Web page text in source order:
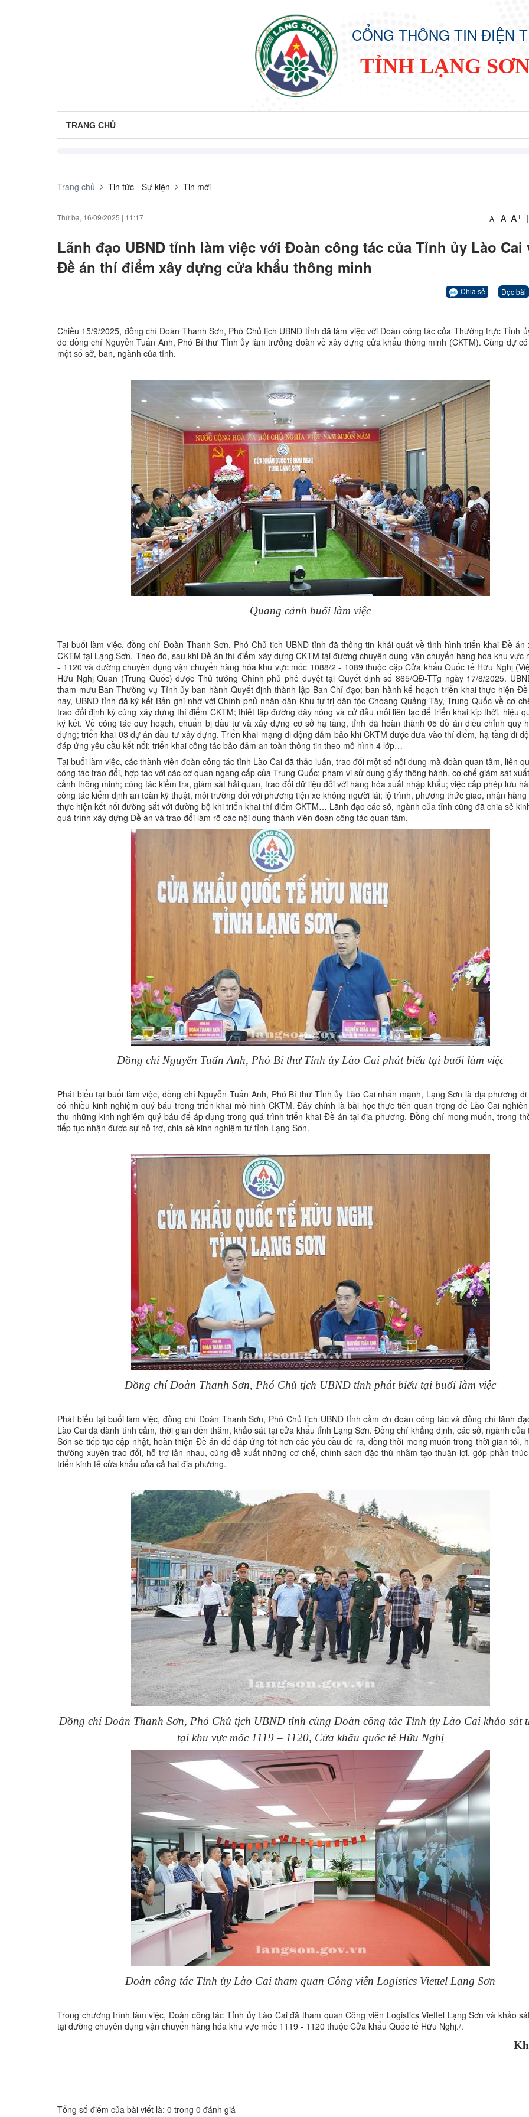
CỔNG THÔNG TIN ĐIỆN
TỈNH LẠNG
TRANG CHỦ
Trang chủ Tin tức - Sự kiện Tin mới
Thứ ba, 16/09/2025 | 11:17 A- A A+ |
Lãnh đạo UBND tỉnh làm việc với Đoàn công tác của Tỉnh ủy Lào Cai
Đề án thí điểm xây dựng cửa khẩu thông minh
Chia sẻ Đọc bài
Chiều 15/9/2025, đồng chí Đoàn Thanh Sơn, Phó Chủ tịch UBND tỉnh đã làm việc với Đoàn công tác của Thường trực Tỉnh
do đồng chí Nguyễn Tuấn Anh, Phó Bí thư Tỉnh ủy làm trưởng đoàn về xây dựng cửa khẩu thông minh (CKTM). Cùng dự
một số sở, ban, ngành của tỉnh.
Quang cảnh buổi làm việc
Tại buổi làm việc, đồng chí Đoàn Thanh Sơn, Phó Chủ tịch UBND tỉnh đã thông tin khái quát về tình hình triển khai Đề án
CKTM tại Lạng Sơn. Theo đó, sau khi Đề án thí điểm xây dựng CKTM tại đường chuyên dụng vận chuyển hàng hóa khu vực
- 1120 và đường chuyên dụng vận chuyển hàng hóa khu vực mốc 1088/2 - 1089 thuộc cặp Cửa khẩu Quốc tế Hữu Nghị
Hữu Nghị Quan (Trung Quốc) được Thủ tướng Chính phủ phê duyệt tại Quyết định số 865/QĐ-TTg ngày 17/8/2025.
tham mưu Ban Thường vụ Tỉnh ủy ban hành Quyết định thành lập Ban Chỉ đạo; ban hành kế hoạch triển khai thực hiện
nay, UBND tỉnh đã ký kết Bản ghi nhớ với Chính phủ nhân dân Khu tự trị dân tộc Choang Quảng Tây, Trung Quốc về cơ
trao đổi định kỳ cùng xây dựng thí điểm CKTM; thiết lập đường dây nóng và cử đầu mối liên lạc để triển khai kịp thời, hiệu
ký kết. Về công tác quy hoạch, chuẩn bị đầu tư và xây dựng cơ sở hạ tầng, tỉnh đã hoàn thành 05 đồ án điều chỉnh quy
dựng; triển khai 03 dự án đầu tư xây dựng. Triển khai mạng di động đảm bảo khi CKTM được đưa vào thí điểm, hạ tầng di
đáp ứng yêu cầu kết nối; triển khai công tác bảo đảm an toàn thông tin theo mô hình 4 lớp…
Tại buổi làm việc, các thành viên đoàn công tác tỉnh Lào Cai đã thảo luận, trao đổi một số nội dung mà đoàn quan tâm, liên
công tác trao đổi, hợp tác với các cơ quan ngang cấp của Trung Quốc; phạm vi sử dụng giấy thông hành, cơ chế giám sát
cảnh thông minh; công tác kiểm tra, giám sát hải quan, trao đổi dữ liệu đối với hàng hóa xuất nhập khẩu; việc cấp phép lưu
công tác kiểm định an toàn kỹ thuật, môi trường đối với phương tiện xe không người lái; lộ trình, phương thức giao, nhận hàng
thực hiện kết nối đường sắt với đường bộ khi triển khai thí điểm CKTM… Lãnh đạo các sở, ngành của tỉnh cũng đã chia sẻ
quá trình xây dựng Đề án và trao đổi làm rõ các nội dung thành viên đoàn công tác quan tâm.
Đồng chí Nguyễn Tuấn Anh, Phó Bí thư Tỉnh ủy Lào Cai phát biểu tại buổi làm việc
Phát biểu tại buổi làm việc, đồng chí Nguyễn Tuấn Anh, Phó Bí thư Tỉnh ủy Lào Cai nhấn mạnh, Lạng Sơn là địa phương
có nhiều kinh nghiệm quý báu trong triển khai mô hình CKTM. Đây chính là bài học thực tiễn quan trọng để Lào Cai
thu những kinh nghiệm quý báu để áp dụng trong quá trình triển khai Đề án tại địa phương. Đồng chí mong muốn, trong
tiếp tục nhận được sự hỗ trợ, chia sẻ kinh nghiệm từ tỉnh Lạng Sơn.
Đồng chí Đoàn Thanh Sơn, Phó Chủ tịch UBND tỉnh phát biểu tại buổi làm việc
Phát biểu tại buổi làm việc, đồng chí Đoàn Thanh Sơn, Phó Chủ tịch UBND tỉnh cảm ơn đoàn công tác và đồng chí lãnh
Lào Cai đã dành tình cảm, thời gian đến thăm, khảo sát tại cửa khẩu tỉnh Lạng Sơn. Đồng chí khẳng định, các sở, ngành của
Sơn sẽ tiếp tục cập nhật, hoàn thiện Đề án để đáp ứng tốt hơn các yêu cầu đề ra, đồng thời mong muốn trong thời gian tới,
thường xuyên trao đổi, hỗ trợ lẫn nhau, cùng đề xuất những cơ chế, chính sách đặc thù nhằm tạo thuận lợi, góp phần
triển kinh tế cửa khẩu của cả hai địa phương.
Đồng chí Đoàn Thanh Sơn, Phó Chủ tịch UBND tỉnh cùng Đoàn công tác Tỉnh ủy Lào Cai khảo sát
tại khu vực mốc 1119 – 1120, Cửa khẩu quốc tế Hữu Nghị
Đoàn công tác Tỉnh ủy Lào Cai tham quan Công viên Logistics Viettel Lạng Sơn
Trong chương trình làm việc, Đoàn công tác Tỉnh ủy Lào Cai đã tham quan Công viên Logistics Viettel Lạng Sơn và khảo
tại đường chuyên dụng vận chuyển hàng hóa khu vực mốc 1119 - 1120 thuộc Cửa khẩu Quốc tế Hữu Nghị./.
Tổng số điểm của bài viết là: 0 trong 0 đánh giá